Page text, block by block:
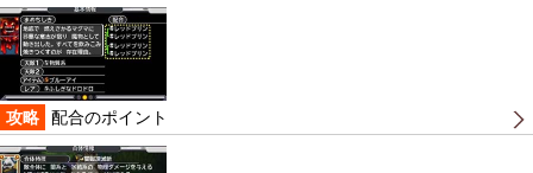
攻略 配合のポイント